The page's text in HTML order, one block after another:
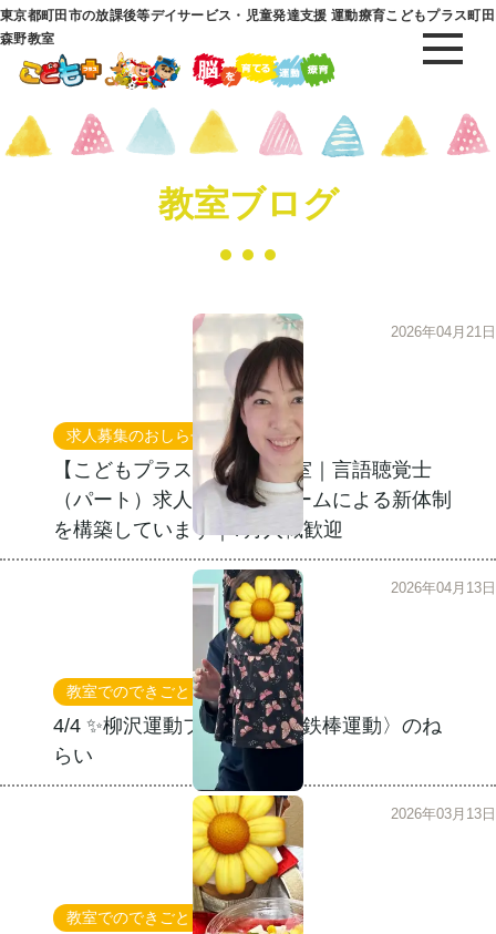
東京都町田市の放課後等デイサービス・児童発達支援 運動療育こどもプラス町田
森野教室
教室ブログ
求人募集のおしらせ
【こどもプラス町田森野教室｜言語聴覚士
（パート）求人】専門職チームによる新体制
を構築しています｜7月入職歓迎
2026年04月21日
教室でのできごと 運動療育
4/4 ✨柳沢運動プログラム〈鉄棒運動〉のね
らい
2026年04月13日
教室でのできごと
2026年03月13日